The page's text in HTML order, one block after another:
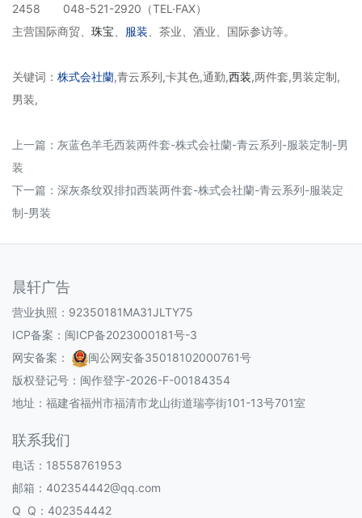
2458
048-521-2920（TEL·FAX）
主营国际商贸、 珠宝 服装 、茶业、酒业、国际参访等。
关键词： 株式会社蘭,青云系列,卡其色,通勤,西装,两件套,男装定制,
男装,
上一篇： 灰蓝色羊毛西装两件套-株式会社蘭-青云系列-服装定制-男
装
下一篇： 深灰条纹双排扣西装两件套-株式会社蘭-青云系列-服装定
制-男装
晨轩广告
营业执照：92350181MA31JLTY75
ICP备案： 闽ICP备2023000181号-3
网安备案：
闽公网安备35018102000761号
版权登记号： 闽作登字-2026-F-00184354
地址：福建省福州市福清市龙山街道瑞亭街101-13号701室
联系我们
电话：18558761953
邮箱：402354442@qq.com
Q Q：402354442